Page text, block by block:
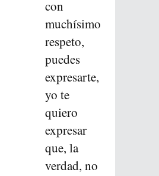
con
muchísimo
respeto,
puedes
expresarte,
yo te
quiero
expresar
que, la
verdad, no